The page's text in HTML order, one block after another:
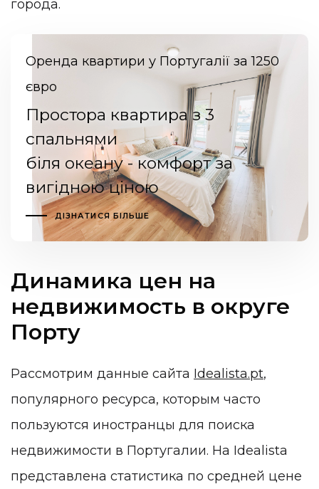
города.
Оренда квартири у Португалії за 1250
євро
Простора квартира з 3
спальнями
біля океану - комфорт за
вигідною ціною
ДІЗНАТИСЯ БІЛЬШЕ
Динамика цен на
недвижимость в округе
Порту
Рассмотрим данные сайта Idealista.pt,
популярного ресурса, которым часто
пользуются иностранцы для поиска
недвижимости в Португалии. На Idealista
представлена статистика по средней цене